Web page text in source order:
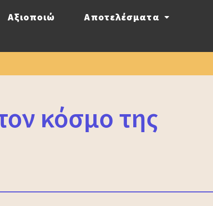
Αξιοποιώ Αποτελέσματα
κόσμο της